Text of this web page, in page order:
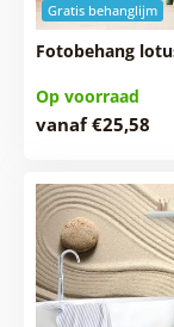
Gratis behanglijm
Fotobehang
Op voorraad
vanaf €25,58